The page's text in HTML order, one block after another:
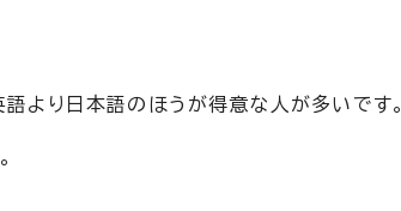
より日本語のほうが得意な人が多いです。